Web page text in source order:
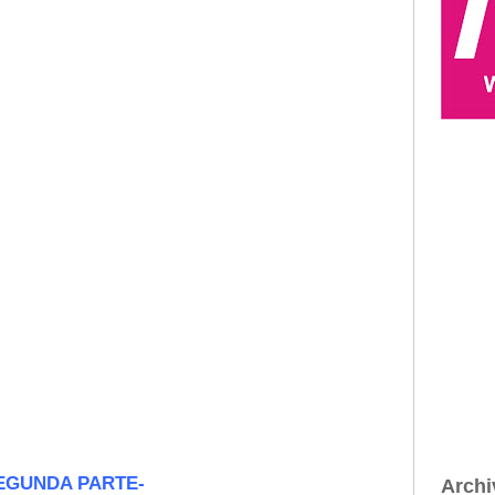
PARTE-